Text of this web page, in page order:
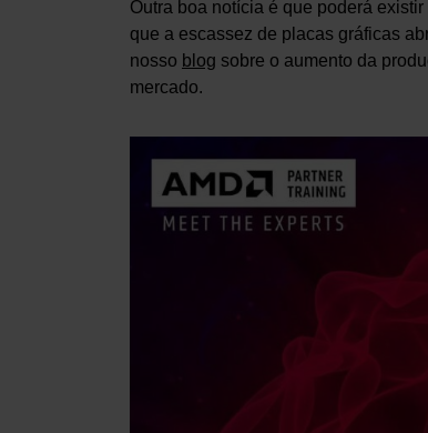
Outra boa notícia é que poderá
que a escassez de placas gráficas
nosso blog sobre o aumento da
mercado.